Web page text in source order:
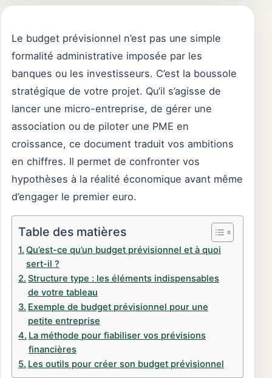
Le budget prévisionnel n’est pas une simple
formalité administrative imposée par les
banques ou les investisseurs. C’est la boussole
stratégique de votre projet. Qu’il s’agisse de
lancer une micro-entreprise, de gérer une
association ou de piloter une PME en
croissance, ce document traduit vos ambitions
en chiffres. Il permet de confronter vos
hypothèses à la réalité économique avant même
d’engager le premier euro.
Table des matières
Qu’est-ce qu’un budget prévisionnel et à quoi
sert-il ?
Structure type : les éléments indispensables
de votre tableau
Exemple de budget prévisionnel pour une
petite entreprise
La méthode pour fiabiliser vos prévisions
financières
Les outils pour créer son budget prévisionnel